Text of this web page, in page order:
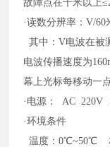
故障点在千米以上
·读数分辨率：V/60
其中：V电波在被
电波传播速度为
幕上光标每移动一
·电源： AC 220V
·环境条件
温度：0℃~50℃